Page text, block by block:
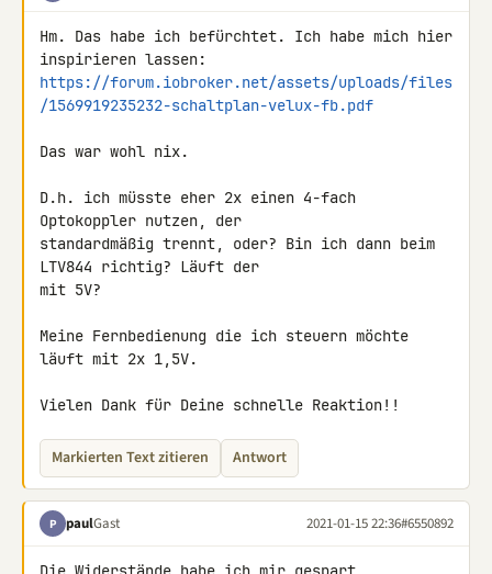
Hm. Das habe ich befürchtet. Ich habe mich hier
https://forum.iobroker.net/assets/uploads/files
/1569919235232-schaltplan-velux-fb.pdf
Das war wohl nix.
D.h. ich müsste eher 2x einen 4-fach
Optokoppler nutzen, der
standardmäßig trennt, oder? Bin ich dann beim
LTV844 richtig? Läuft der
mit 5V?
Meine Fernbedienung die ich steuern möchte
läuft mit 2x 1,5V.
Vielen Dank für Deine schnelle Reaktion!!
Markierten Text zitieren Antwort
P paulGast 2021-01-15 22:36#6550892